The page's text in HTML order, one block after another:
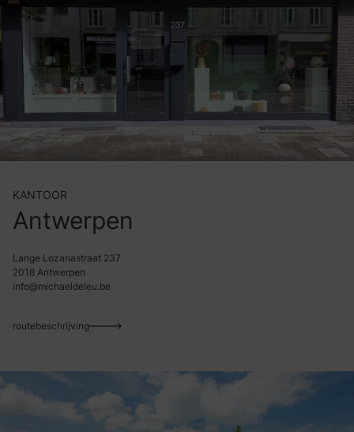
KANTOOR
Antwerpen
Lange Lozanastraat 237
2018 Antwerpen
info@michaeldeleu.be
routebeschrijving